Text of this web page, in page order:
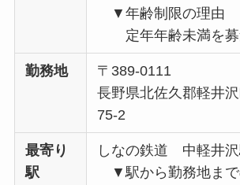
▼年齢制限の理由
定年年齢未満を募
勤務地
〒389-0111
長野県北佐久郡軽井
75-2
最寄り
駅
しなの鉄道 中軽井沢
▼駅から勤務地まで